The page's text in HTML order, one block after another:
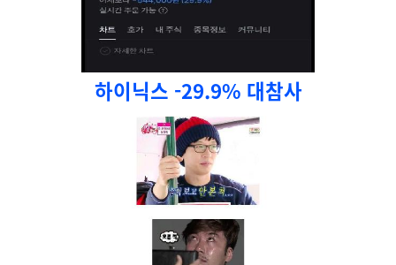
하이닉스 -29.9% 대참사